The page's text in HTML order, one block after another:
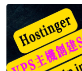
e o
k
r
a
m